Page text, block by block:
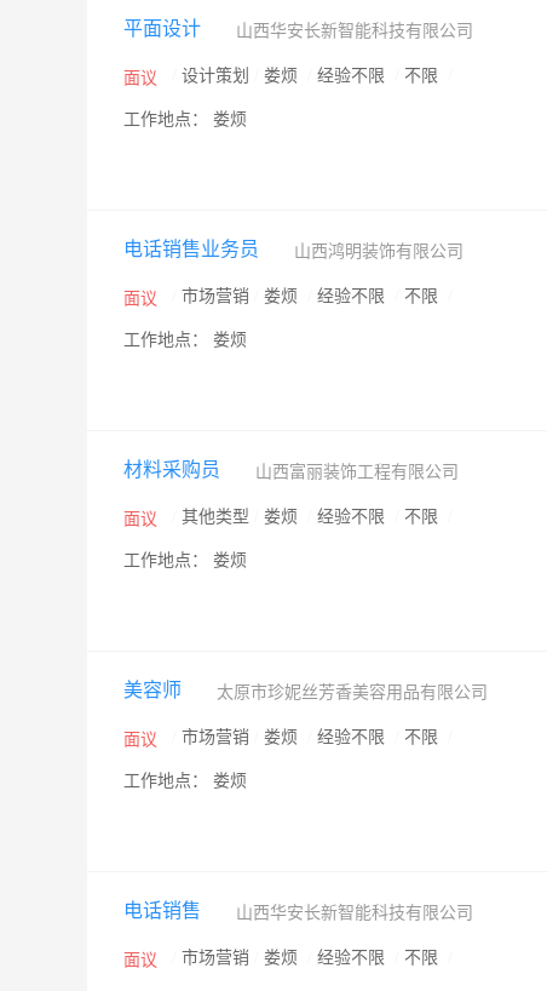
平面设计 山西华安长新智能科技有限公司
面议 设计策划 娄烦 经验不限 不限
工作地点： 娄烦
电话销售业务员 山西鸿明装饰有限公司
面议 市场营销 娄烦 经验不限 不限
工作地点： 娄烦
材料采购员 山西富丽装饰工程有限公司
面议 其他类型 娄烦 经验不限 不限
工作地点： 娄烦
美容师 太原市珍妮丝芳香美容用品有限公司
面议 市场营销 娄烦 经验不限 不限
工作地点： 娄烦
电话销售 山西华安长新智能科技有限公司
面议 市场营销 娄烦 经验不限 不限